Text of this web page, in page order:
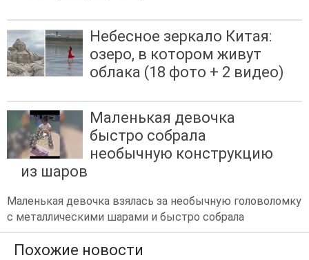
Небесное зеркало Китая:
озеро, в котором живут
облака (18 фото + 2 видео)
Маленькая девочка
быстро собрала
необычную конструкцию
из шаров
Маленькая девочка взялась за необычную головоломку
с металлическими шарами и быстро собрала
Похожие новости